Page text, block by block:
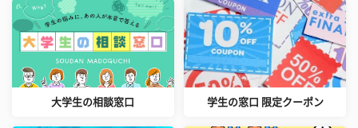
大学生の相談窓口 学生の窓口 限定クーポン